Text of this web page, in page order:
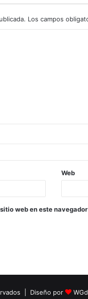
Los campos
Web
web en este
| Diseño por